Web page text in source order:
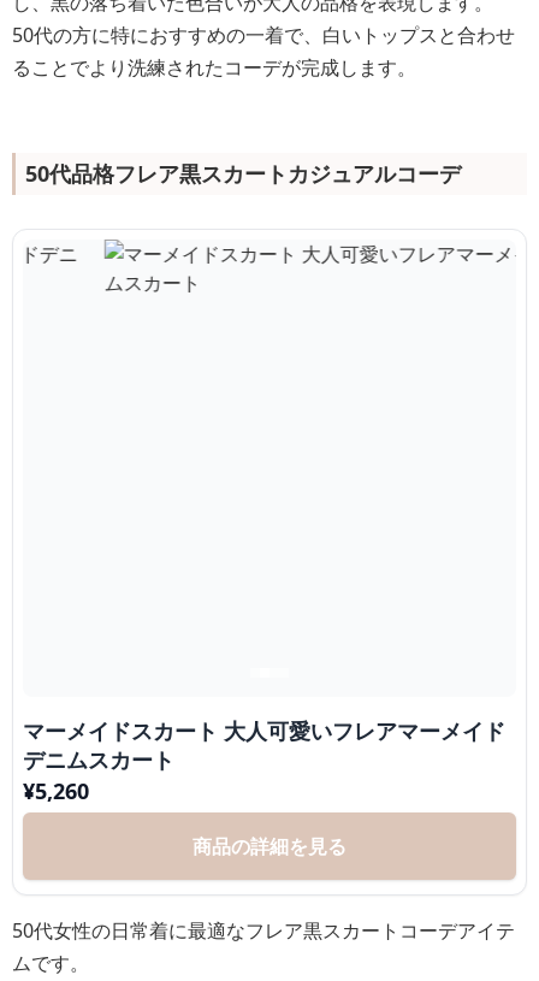
50代の方に特におすすめの一着で、白いトップスと合わせ
ることでより洗練されたコーデが完成します。
50代品格フレア黒スカートカジュアルコーデ
マーメイドスカート 大人可愛いフレアマーメイド
デニムスカート
¥5,260
商品の詳細を見る
50代女性の日常着に最適なフレア黒スカートコーデアイテ
ムです。